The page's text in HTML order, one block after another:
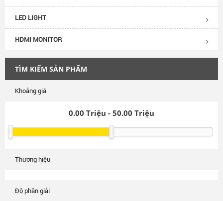
LED LIGHT
HDMI MONITOR
TÌM KIẾM SẢN PHẨM
Khoảng giá
0.00 Triệu - 50.00 Triệu
Thương hiệu
Độ phân giải